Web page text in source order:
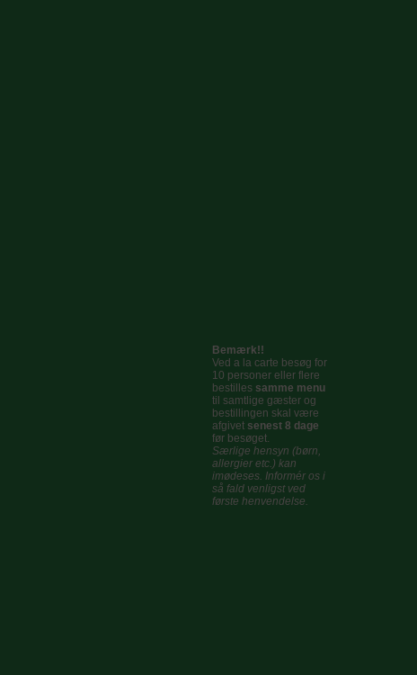
Bemærk!!
Ved a la carte besøg for
10 personer eller flere
bestilles samme menu
til samtlige gæster og
bestillingen skal være
afgivet senest 8 dage
før besøget.
Særlige hensyn (børn,
allergier etc.) kan
imødeses. Informér os i
så fald venligst ved
første henvendelse.